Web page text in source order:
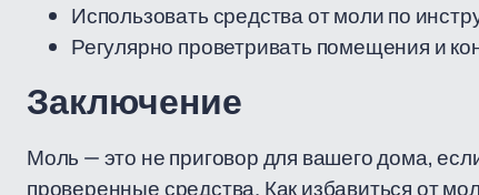
Использовать средства от моли по
Регулярно проветривать помещения и
Заключение
Моль — это не приговор для вашего дома,
проверенные средства. Как избавиться от